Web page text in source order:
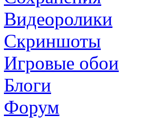
Видеоролики
Скриншоты
Игровые обои
Блоги
Форум